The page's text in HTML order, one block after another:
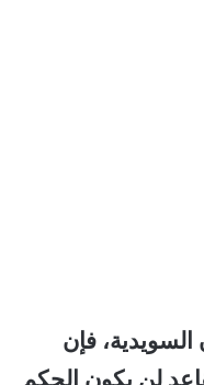
فإن
لن يكون الحكم